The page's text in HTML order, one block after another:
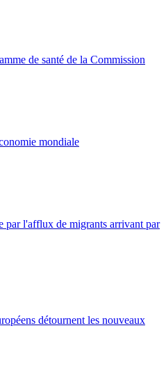
de santé de la Commission
mondiale
par l'afflux de migrants arrivant par
détournent les nouveaux